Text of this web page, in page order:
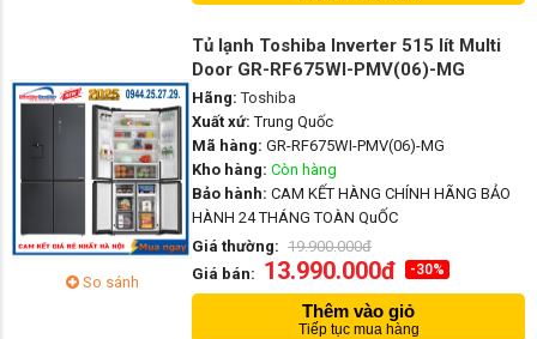
So sánh
Tủ lạnh Toshiba Inverter 515 lít Multi
Door GR-RF675WI-PMV(06)-MG
Hãng: Toshiba
Xuất xứ: Trung Quốc
Mã hàng: GR-RF675WI-PMV(06)-MG
Kho hàng: Còn hàng
Bảo hành: CAM KẾT HÀNG CHÍNH HÃNG BẢO
HÀNH 24 THÁNG TOÀN QuỐC
Giá thường: 19.900.000đ
Giá bán: 13.990.000đ -30%
Thêm vào giỏ
Tiếp tục mua hàng